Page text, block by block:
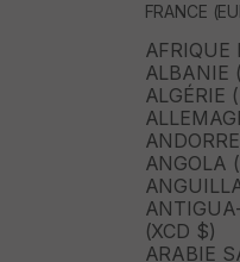
FRANCE
AFRIQUE
ALBANIE
ANGOLA
(XCD $)
ARABIE